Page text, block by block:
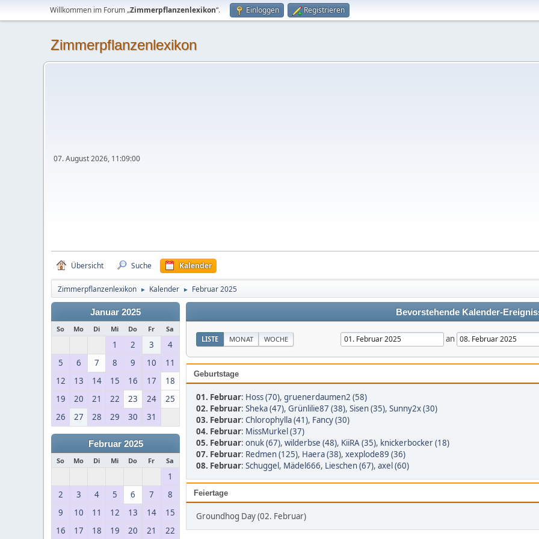
Willkommen im Forum „Zimmerpflanzenlexikon“. Einloggen Registrieren
Zimmerpflanzenlexikon
07. August 2026, 11:09:00
Übersicht Suche Kalender
Zimmerpflanzenlexikon ► Kalender ► Februar 2025
Januar 2025
So Mo Di Mi Do Fr Sa
1 2 3
4
5
6 7 8 9 10
11
12
13 14 15 16 17
18
19
20 21 22 23 24
25
26
27 28 29 30 31
Februar 2025
So Mo Di Mi Do Fr Sa
1
2
3 4 5 6 7
8
9
10 11 12 13 14
15
16
17 18 19 20 21 22
Bevorstehende Kalender-
LISTE MONAT WOCHE an
Geburtstage
01. Februar: Hoss (70), gruenerdaumen2 (58)
02. Februar: Sheka (47), Grünlilie87 (38), Sisen (35), Sunny2x (30)
03. Februar: Chlorophylla (41), Fancy (30)
04. Februar: MissMurkel (37)
05. Februar: onuk (67), wilderbse (48), KiiRA (35), knickerbocker (18)
07. Februar: Redmen (125), Haera (38), xexplode89 (36)
08. Februar: Schuggel, Mädel666, Lieschen (67), axel (60)
Feiertage
Groundhog Day (02. Februar)